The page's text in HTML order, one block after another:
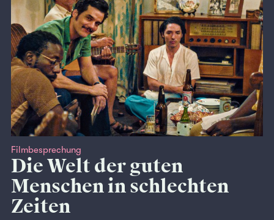
Filmbesprechung
Die Welt der guten
Menschen in schlechten
Zeiten